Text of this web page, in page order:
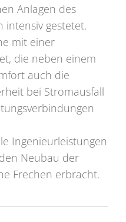
Anlagen des
intensiv gestetet.
mit einer
die neben einem
auch die
bei Stromausfall
Ingenieurleistungen
Neubau der
Frechen erbracht.